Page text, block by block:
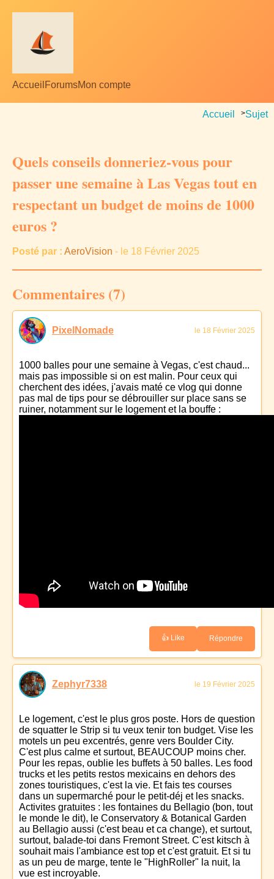
Accueil ForumsMon compte
Accueil >Sujet
Quels conseils donneriez-vous pour
passer une semaine à Las Vegas tout en
respectant un budget de moins de 1000
euros ?
Posté par : AeroVision - le 18 Février 2025
Commentaires (7)
PixelNomade le 18 Février 2025
1000 balles pour une semaine à Vegas, c'est chaud...
mais pas impossible si on est malin. Pour ceux qui
cherchent des idées, j'avais maté ce vlog qui donne
pas mal de tips pour se débrouiller sur place sans se
ruiner, notamment sur le logement et la bouffe :
👍 Like Répondre
Zephyr7338 le 19 Février 2025
Le logement, c'est le plus gros poste. Hors de question
de squatter le Strip si tu veux tenir ton budget. Vise les
motels un peu excentrés, genre vers Boulder City.
C'est plus calme et surtout, BEAUCOUP moins cher.
Pour les repas, oublie les buffets à 50 balles. Les food
trucks et les petits restos mexicains en dehors des
zones touristiques, c'est la vie. Et fais tes courses
dans un supermarché pour le petit-déj et les snacks.
Activites gratuites : les fontaines du Bellagio (bon, tout
le monde le dit), le Conservatory & Botanical Garden
au Bellagio aussi (c'est beau et ca change), et surtout,
surtout, balade-toi dans Fremont Street. C'est kitsch à
souhait mais l'ambiance est top et c'est gratuit. Et si tu
as un peu de marge, tente le "HighRoller" la nuit, la
vue est incroyable.